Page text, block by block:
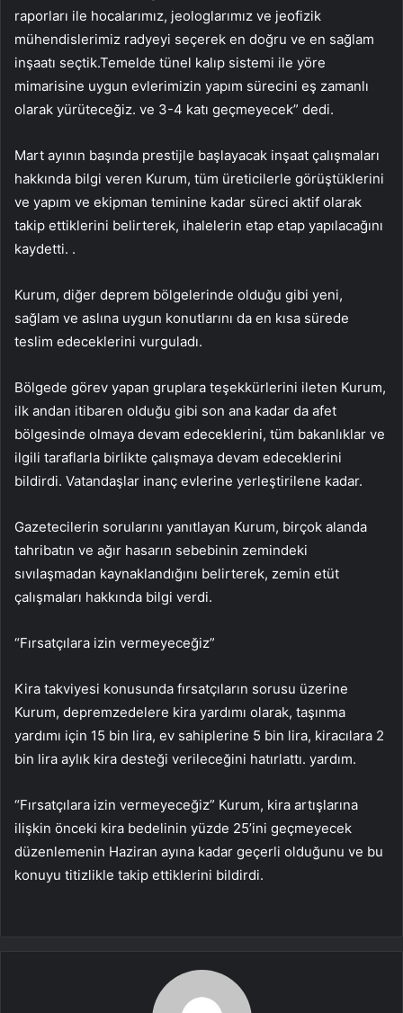
raporları ile hocalarımız, jeologlarımız ve jeofizik
mühendislerimiz radyeyi seçerek en doğru ve en sağlam
inşaatı seçtik.Temelde tünel kalıp sistemi ile yöre
mimarisine uygun evlerimizin yapım sürecini eş zamanlı
olarak yürüteceğiz. ve 3-4 katı geçmeyecek” dedi.
Mart ayının başında prestijle başlayacak inşaat çalışmaları
hakkında bilgi veren Kurum, tüm üreticilerle görüştüklerini
ve yapım ve ekipman teminine kadar süreci aktif olarak
takip ettiklerini belirterek, ihalelerin etap etap yapılacağını
kaydetti. .
Kurum, diğer deprem bölgelerinde olduğu gibi yeni,
sağlam ve aslına uygun konutlarını da en kısa sürede
teslim edeceklerini vurguladı.
Bölgede görev yapan gruplara teşekkürlerini ileten Kurum,
ilk andan itibaren olduğu gibi son ana kadar da afet
bölgesinde olmaya devam edeceklerini, tüm bakanlıklar ve
ilgili taraflarla birlikte çalışmaya devam edeceklerini
bildirdi. Vatandaşlar inanç evlerine yerleştirilene kadar.
Gazetecilerin sorularını yanıtlayan Kurum, birçok alanda
tahribatın ve ağır hasarın sebebinin zemindeki
sıvılaşmadan kaynaklandığını belirterek, zemin etüt
çalışmaları hakkında bilgi verdi.
“Fırsatçılara izin vermeyeceğiz”
Kira takviyesi konusunda fırsatçıların sorusu üzerine
Kurum, depremzedelere kira yardımı olarak, taşınma
yardımı için 15 bin lira, ev sahiplerine 5 bin lira, kiracılara 2
bin lira aylık kira desteği verileceğini hatırlattı. yardım.
“Fırsatçılara izin vermeyeceğiz” Kurum, kira artışlarına
ilişkin önceki kira bedelinin yüzde 25’ini geçmeyecek
düzenlemenin Haziran ayına kadar geçerli olduğunu ve bu
konuyu titizlikle takip ettiklerini bildirdi.